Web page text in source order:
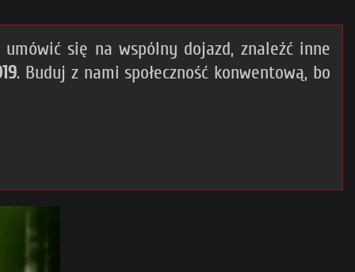
się na wspólny dojazd, znaleźć inne
. Buduj z nami społeczność konwentową, bo